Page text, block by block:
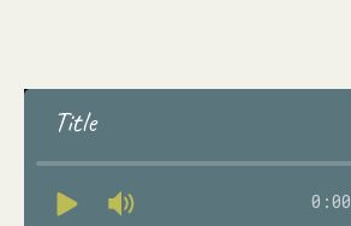
Title
0:00